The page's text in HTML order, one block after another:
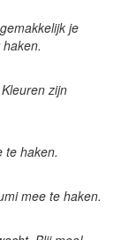
je
zijn
te haken.
mee te haken.